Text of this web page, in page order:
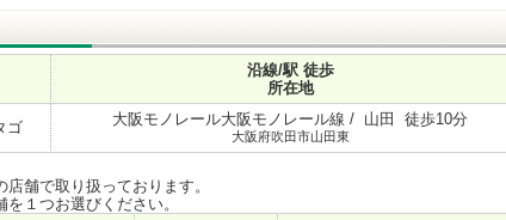
沿線/駅 徒歩
所在地
ゴ 大阪モノレール大阪モノレール線 / 山田 徒歩10分
大阪府吹田市山田東
舗で取り扱っております。
１つお選びください。